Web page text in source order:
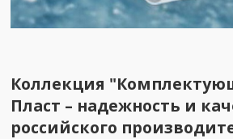
Коллекция
Пласт – надежность и
российского